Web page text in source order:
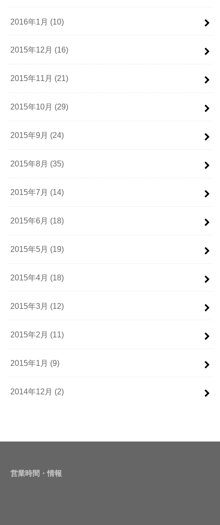
2016年1月 (10)
2015年12月 (16)
2015年11月 (21)
2015年10月 (29)
2015年9月 (24)
2015年8月 (35)
2015年7月 (14)
2015年6月 (18)
2015年5月 (19)
2015年4月 (18)
2015年3月 (12)
2015年2月 (11)
2015年1月 (9)
2014年12月 (2)
営業時間・情報